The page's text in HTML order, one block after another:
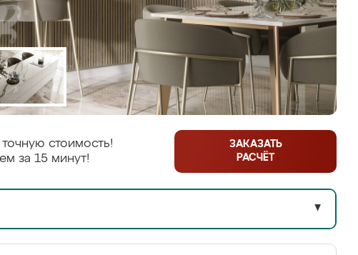
стоимость!
за 15 минут!
ЗАКАЗАТЬ
РАСЧЁТ
▼